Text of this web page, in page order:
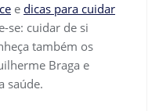
e dicas para cuidar
se: cuidar de si
também os
Braga e
saúde.